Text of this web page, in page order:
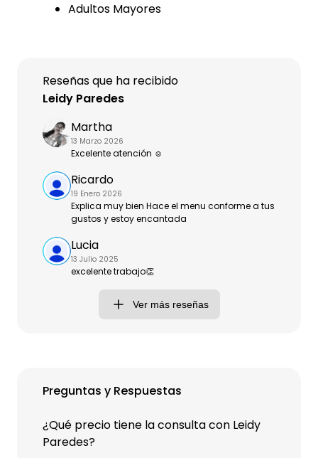
Adultos Mayores
Preguntas y Respuestas
¿Qué precio tiene la consulta con Leidy
Paredes?
Reseñas que ha recibido
Leidy Paredes
Martha
13 Marzo 2026
Excelente atención ☺️
Ricardo
19 Enero 2026
Explica muy bien Hace el menu conforme a tus
gustos y estoy encantada
Lucia
13 Julio 2025
excelente trabajo👏
Ver más reseñas